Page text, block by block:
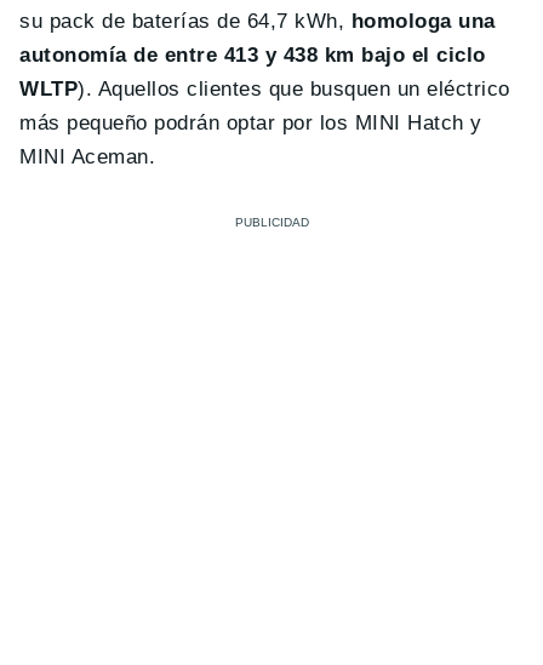
su pack de baterías de 64,7 kWh, homologa una
autonomía de entre 413 y 438 km bajo el ciclo
WLTP). Aquellos clientes que busquen un eléctrico
más pequeño podrán optar por los MINI Hatch y
MINI Aceman.